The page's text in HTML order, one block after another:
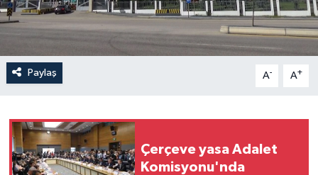
Paylaş A- A+
Çerçeve yasa Adalet
Komisyonu'nda